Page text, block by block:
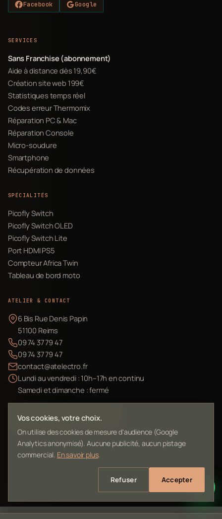
Facebook Google
SERVICES
Sans Franchise (abonnement)
Aide à distance dès 19,90€
Création site web 199€
Statistiques temps réel
Codes erreur Thermomix
Réparation PC & Mac
Réparation Console
Micro-soudure
Smartphone
Récupération de données
SPÉCIALITÉS
Picofly Switch
Picofly Switch OLED
Picofly Switch Lite
Port HDMI PS5
Compteur Africa Twin
Tableau de bord moto
ATELIER & CONTACT
6 Bis Rue Denis Papin
51100 Reims
09 74 37 79 47
09 74 37 79 47
contact@atelectro.fr
Lundi au vendredi : 10h–17h en continu
Samedi et dimanche : fermé
Envoyer mon matériel
L'Atelier Electro Reims — SIRET 10261022700013
Vos cookies, votre choix.
On utilise des cookies de mesure d'audience (Google
Analytics anonymisé). Aucune publicité, aucun pistage
commercial. En savoir plus.
Refuser Accepter